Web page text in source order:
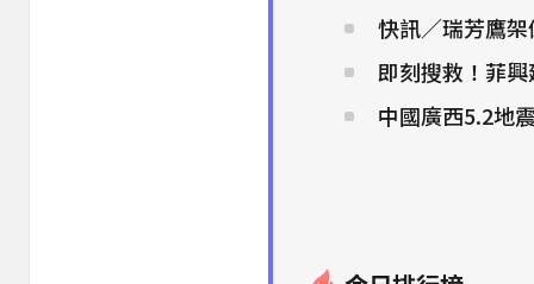
快訊／瑞芳鷹
即刻搜救！菲
中國廣西5.2地